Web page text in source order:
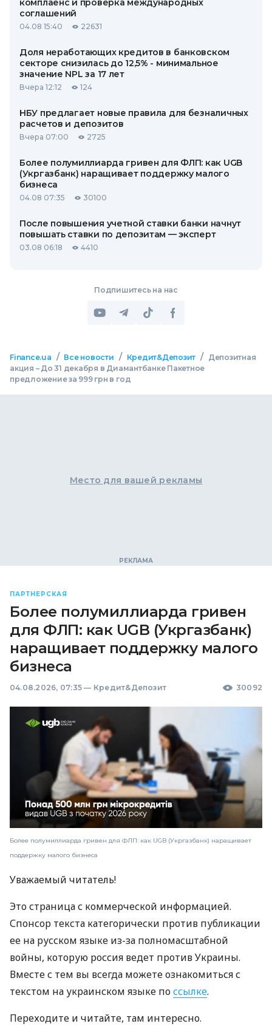
комплаенс и проверка международных
соглашений
04.08 15:40 22631
Доля неработающих кредитов в банковском
секторе снизилась до 12,5% - минимальное
значение NPL за 17 лет
Вчера 12:12 124
НБУ предлагает новые правила для безналичных
расчетов и депозитов
Вчера 07:00 2725
Более полумиллиарда гривен для ФЛП: как UGB
(Укргазбанк) наращивает поддержку малого
бизнеса
04.08 07:35 30100
После повышения учетной ставки банки начнут
повышать ставки по депозитам — эксперт
03.08 06:18 4410
Подпишитесь на нас
Finance.ua / Все новости / Кредит&Депозит /
Депозитная
акция – До 31 декабря в Диамантбанке Пакетное
предложение за 999 грн в год
Место для вашей рекламы
ПАРТНЕРСКАЯ
Более полумиллиарда гривен
для ФЛП: как UGB (Укргазбанк)
наращивает поддержку малого
бизнеса
04.08.2026, 07:35 — Кредит&Депозит 30092
Более полумиллиарда гривен для ФЛП: как UGB (Укргазбанк) наращивает
поддержку малого бизнеса
Уважаемый читатель!
Это страница с коммерческой информацией.
Спонсор текста категорически против публикации
ее на русском языке из-за полномасштабной
войны, которую россия ведет против Украины.
Вместе с тем вы всегда можете ознакомиться с
текстом на украинском языке поссылке.
Переходите и читайте, там интересно.